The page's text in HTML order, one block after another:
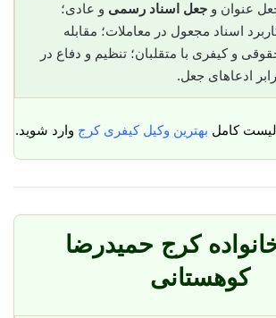
عنوان و جعل اسناد رسمی و عادی؛
اسناد مجعول در معاملات؛ مقابله
و کیفری با متقلبان؛ تنظیم و دفاع در
ادعاهای جعل.
کامل بهترین وکیل کیفری کرج وارد شوید.
کرج حمیدرضا
کوهستانی